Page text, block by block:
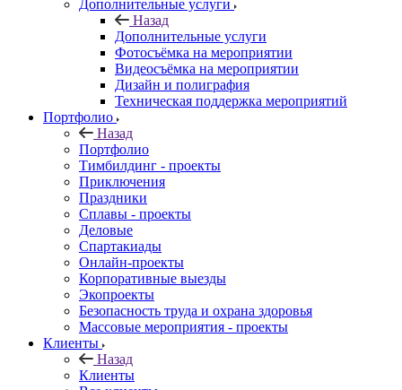
Дополнительные услуги
Назад
Дополнительные услуги
Фотосъёмка на мероприятии
Видеосъёмка на мероприятии
Дизайн и полиграфия
Техническая поддержка мероприятий
Портфолио
Назад
Портфолио
Тимбилдинг - проекты
Приключения
Праздники
Сплавы - проекты
Деловые
Спартакиады
Онлайн-проекты
Корпоративные выезды
Экопроекты
Безопасность труда и охрана здоровья
Массовые мероприятия - проекты
Клиенты
Назад
Клиенты